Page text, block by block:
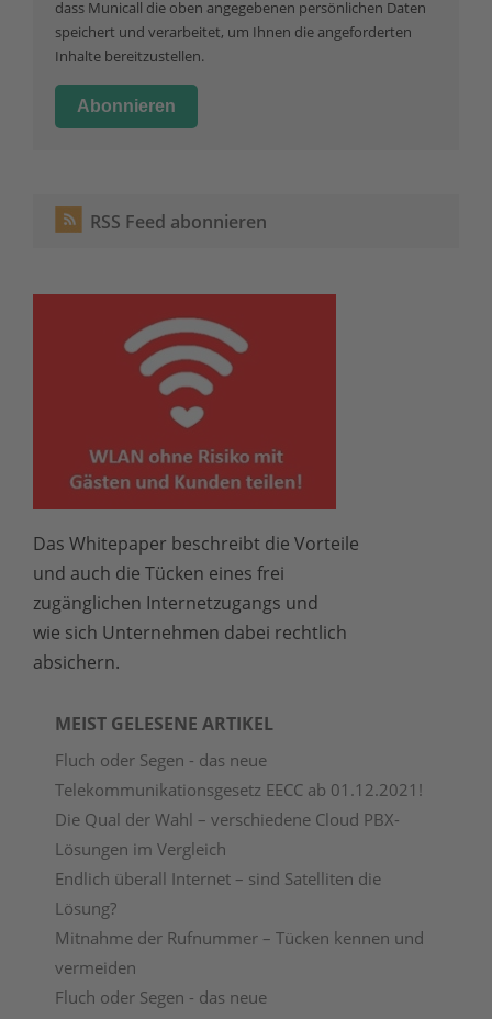
dass Municall die oben angegebenen persönlichen Daten
speichert und verarbeitet, um Ihnen die angeforderten
Inhalte bereitzustellen.
RSS Feed abonnieren
Das Whitepaper beschreibt die Vorteile
und auch die Tücken eines frei
zugänglichen Internetzugangs und
wie sich Unternehmen dabei rechtlich
absichern.
MEIST GELESENE ARTIKEL
Fluch oder Segen - das neue
Telekommunikationsgesetz EECC ab 01.12.2021!
Die Qual der Wahl – verschiedene Cloud PBX-
Lösungen im Vergleich
Endlich überall Internet – sind Satelliten die
Lösung?
Mitnahme der Rufnummer – Tücken kennen und
vermeiden
Fluch oder Segen - das neue